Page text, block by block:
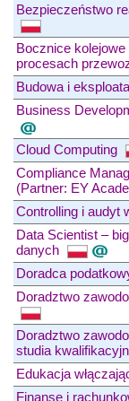
Bezpieczeństwo
Bocznice
procesach
Budowa i
Business
Cloud Computing
Compliance
(Partner: EY
Controlling i audyt
Data Scientist –
danych
Doradca
Doradztwo
Doradztwo
studia
Edukacja
Finanse i